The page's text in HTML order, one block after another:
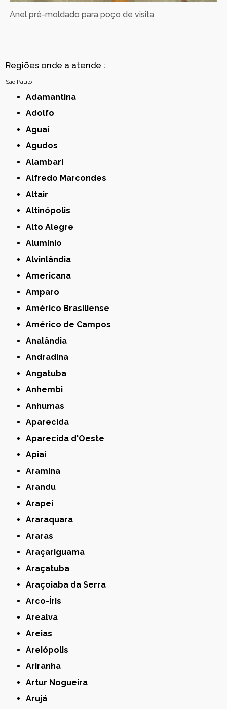
Anel pré-moldado para poço de visita
Regiões onde a atende :
São Paulo
Adamantina
Adolfo
Aguaí
Agudos
Alambari
Alfredo Marcondes
Altair
Altinópolis
Alto Alegre
Alumínio
Alvinlândia
Americana
Amparo
Américo Brasiliense
Américo de Campos
Analândia
Andradina
Angatuba
Anhembi
Anhumas
Aparecida
Aparecida d'Oeste
Apiaí
Aramina
Arandu
Arapeí
Araraquara
Araras
Araçariguama
Araçatuba
Araçoiaba da Serra
Arco-Íris
Arealva
Areias
Areiópolis
Ariranha
Artur Nogueira
Arujá